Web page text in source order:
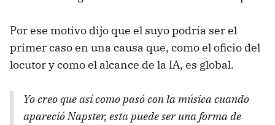
Por ese motivo dijo que el suyo podría ser el
primer caso en una causa que, como el oficio del
locutor y como el alcance de la IA, es global.
Yo creo que así como pasó con la música cuando
apareció Napster, esta puede ser una forma de